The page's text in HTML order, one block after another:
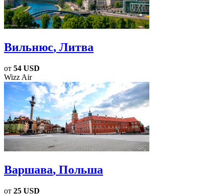
Вильнюс, Литва
от 54 USD
Wizz Air
Варшава, Польша
от 25 USD